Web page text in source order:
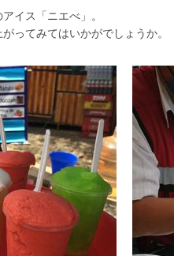
イス「ニエべ」。
ってみてはいかがでしょうか。